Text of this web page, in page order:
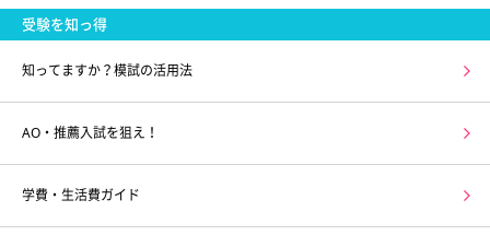
受験を知っ得
知ってますか？模試の活用法
AO・推薦入試を狙え！
学費・生活費ガイド